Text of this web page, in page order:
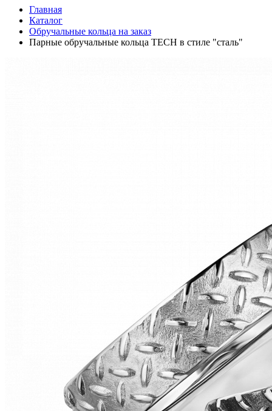
Главная
Каталог
Обручальные кольца на заказ
Парные обручальные кольца TECH в стиле "сталь"